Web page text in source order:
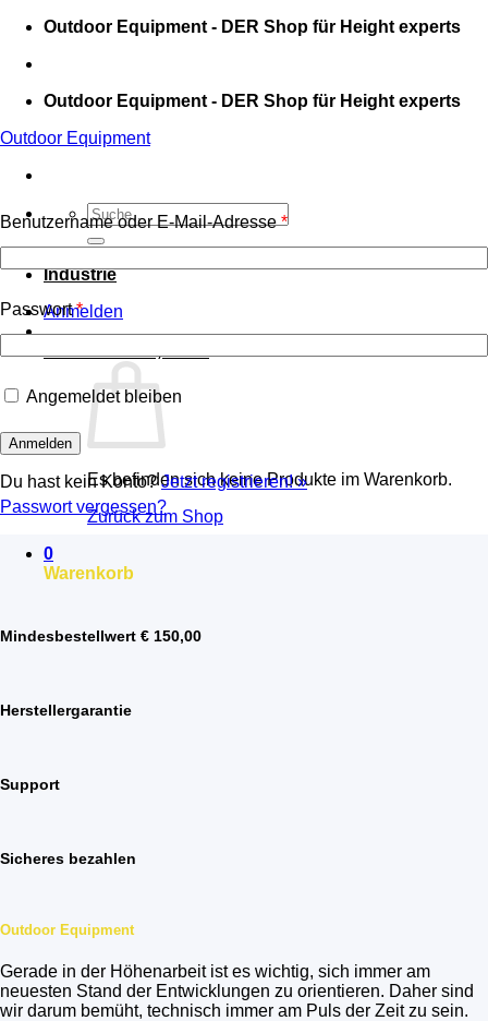
Zum
springen
Outdoor Equipment - DER Shop für Height experts
Outdoor Equipment - DER Shop für Height experts
Outdoor Equipment
Suche
nach:
Industrie
Anmelden
Es befinden sich keine Produkte im Warenkorb.
Zurück zum Shop
0
Warenkorb
Benutzername oder E-Mail-Adresse*
Passwort*
Angemeldet bleiben
Du hast kein Konto?Jetzt registrieren! »
Passwort vergessen?
Mindesbestellwert € 150,00
Herstellergarantie
Support
Sicheres bezahlen
Outdoor Equipment
Gerade in der Höhenarbeit ist es wichtig, sich immer am
neuesten Stand der Entwicklungen zu orientieren. Daher sind
wir darum bemüht, technisch immer am Puls der Zeit zu sein.